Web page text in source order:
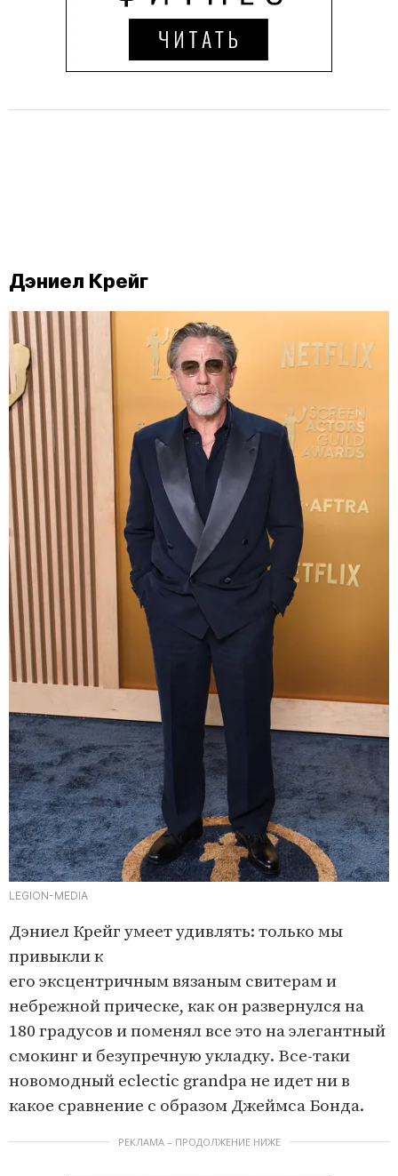
Дэниел Крейг
LEGION-MEDIA
Дэниел Крейг умеет удивлять: только мы
привыкли к
его эксцентричным вязаным свитерам и
небрежной прическе, как он развернулся на
180 градусов и поменял все это на элегантный
смокинг и безупречную укладку. Все-таки
новомодный eclectic grandpa не идет ни в
какое сравнение с образом Джеймса Бонда.
РЕКЛАМА – ПРОДОЛЖЕНИЕ НИЖЕ